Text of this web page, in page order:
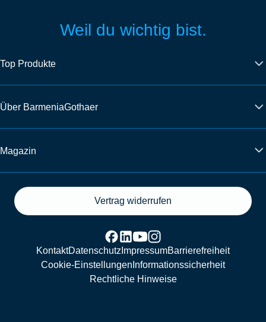
Weil du wichtig bist.
Top Produkte
Über BarmeniaGothaer
Magazin
Vertrag widerrufen
KontaktDatenschutz ImpressumBarrierefreiheit
Cookie-Einstellungen Informationssicherheit
Rechtliche Hinweise